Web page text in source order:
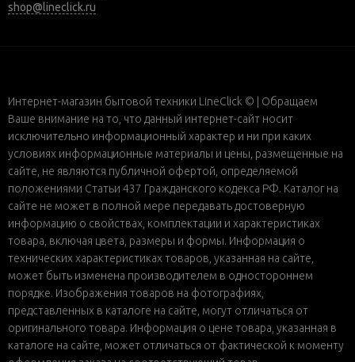
shop@lineclick.ru
Интернет-магазин бытовой техники LineClick © | Обращаем
Ваше внимание на то, что данный интернет-сайт носит
исключительно информационный характер и ни при каких
условиях информационные материалы и цены, размещенные на
сайте, не являются публичной офертой, определяемой
положениями Статьи 437 Гражданского кодекса РФ. Каталог на
сайте не может в полной мере передавать достоверную
информацию о свойствах, комплектации и характеристиках
товара, включая цвета, размеры и формы. Информация о
технических характеристиках товаров, указанная на сайте,
может быть изменена производителем в одностороннем
порядке. Изображения товаров на фотографиях,
представленных в каталоге на сайте, могут отличаться от
оригинального товара. Информация о цене товара, указанная в
каталоге на сайте, может отличаться от фактической к моменту